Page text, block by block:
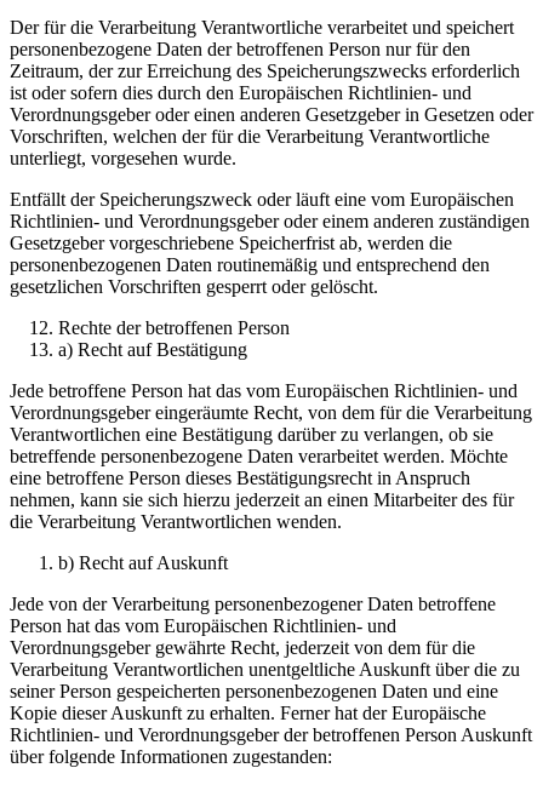
Der für die Verarbeitung Verantwortliche verarbeitet und speichert
personenbezogene Daten der betroffenen Person nur für den
Zeitraum, der zur Erreichung des Speicherungszwecks erforderlich
ist oder sofern dies durch den Europäischen Richtlinien- und
Verordnungsgeber oder einen anderen Gesetzgeber in Gesetzen oder
Vorschriften, welchen der für die Verarbeitung Verantwortliche
unterliegt, vorgesehen wurde.
Entfällt der Speicherungszweck oder läuft eine vom Europäischen
Richtlinien- und Verordnungsgeber oder einem anderen zuständigen
Gesetzgeber vorgeschriebene Speicherfrist ab, werden die
personenbezogenen Daten routinemäßig und entsprechend den
gesetzlichen Vorschriften gesperrt oder gelöscht.
Rechte der betroffenen Person
a) Recht auf Bestätigung
Jede betroffene Person hat das vom Europäischen Richtlinien- und
Verordnungsgeber eingeräumte Recht, von dem für die Verarbeitung
Verantwortlichen eine Bestätigung darüber zu verlangen, ob sie
betreffende personenbezogene Daten verarbeitet werden. Möchte
eine betroffene Person dieses Bestätigungsrecht in Anspruch
nehmen, kann sie sich hierzu jederzeit an einen Mitarbeiter des für
die Verarbeitung Verantwortlichen wenden.
b) Recht auf Auskunft
Jede von der Verarbeitung personenbezogener Daten betroffene
Person hat das vom Europäischen Richtlinien- und
Verordnungsgeber gewährte Recht, jederzeit von dem für die
Verarbeitung Verantwortlichen unentgeltliche Auskunft über die zu
seiner Person gespeicherten personenbezogenen Daten und eine
Kopie dieser Auskunft zu erhalten. Ferner hat der Europäische
Richtlinien- und Verordnungsgeber der betroffenen Person Auskunft
über folgende Informationen zugestanden: